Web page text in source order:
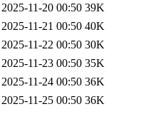
2025-11-20 00:50 39K
2025-11-21 00:50 40K
2025-11-22 00:50 30K
2025-11-23 00:50 35K
2025-11-24 00:50 36K
2025-11-25 00:50 36K